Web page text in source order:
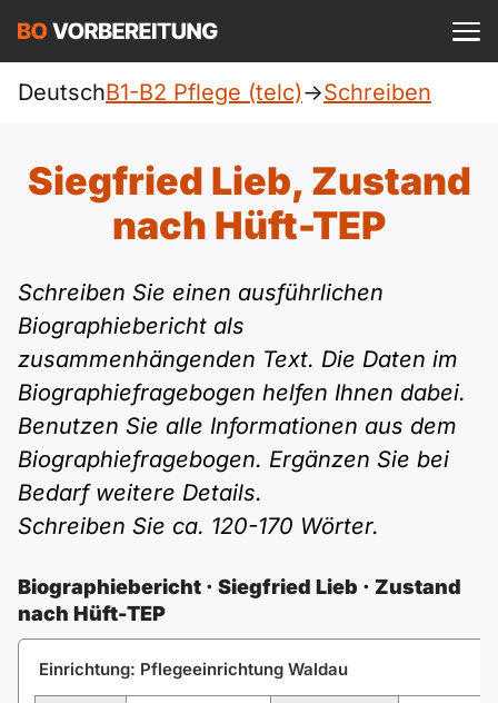
Pflege (telc)
Allgemein
Beruf
telc
Goethe
ÖIF
ÖSD
Deutsch
Türkisch
Ukrainisch
Russisch
Polnisch
A1 Allgemein
A1 DTZ
A1 telc
A1 Goethe
A1 ÖIF
A2 Allgemein
A2 DTZ
A2 telc
A2 Goethe
A2 ÖIF
B1
B1 Allgemein
B1 DTZ
B1 Beruf
B1 Goethe
B1 ÖIF
B2
B2 Allgemein
B2 Beruf
B2 Goethe
B2 Pflege (telc)
Blog
Webinare
Online-Kurse
Einbürgerungstest
Einloggen ist kostenlos?
DeutschB1-B2 Pflege (telc)->Schreiben
Siegfried Lieb, Zustand
nach Hüft-TEP
Schreiben Sie einen ausführlichen
Biographiebericht als
zusammenhängenden Text. Die Daten im
Biographiefragebogen helfen Ihnen dabei.
Benutzen Sie alle Informationen aus dem
Biographiefragebogen. Ergänzen Sie bei
Bedarf weitere Details.
Schreiben Sie ca. 120-170 Wörter.
Biographiebericht · Siegfried Lieb · Zustand
nach Hüft-TEP
Einrichtung: Pflegeeinrichtung Waldau